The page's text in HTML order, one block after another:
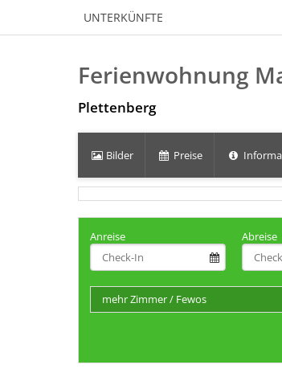
UNTERKÜNFTE
Ferienwohnung
Plettenberg
Bilder Preise
Anreise Abreise
mehr Zimmer / Fewos